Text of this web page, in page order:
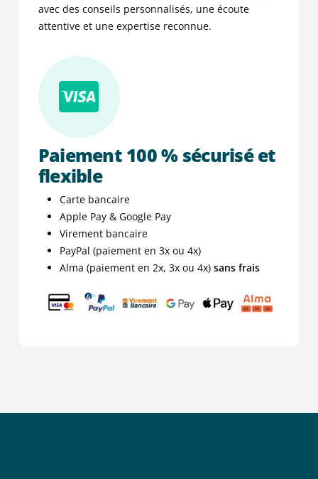
avec des conseils personnalisés, une écoute
attentive et une expertise reconnue.
Paiement 100 % sécurisé et
flexible
Carte bancaire
Apple Pay & Google Pay
Virement bancaire
PayPal (paiement en 3x ou 4x)
Alma (paiement en 2x, 3x ou 4x) sans frais